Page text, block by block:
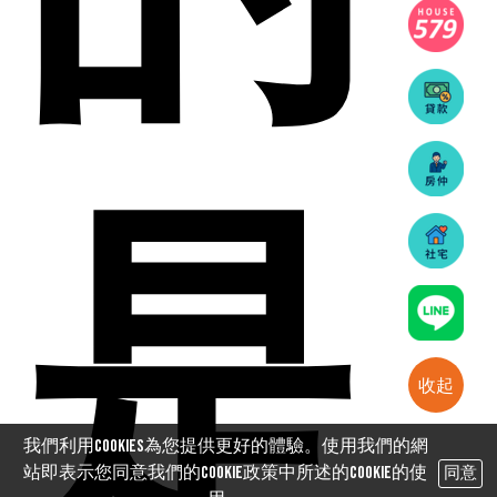
收起
是
我們利用cookies為您提供更好的體驗。使用我們的網
站即表示您同意我們的Cookie政策中所述的Cookie的使
同意